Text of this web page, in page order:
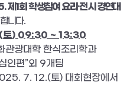
제 1회 학생참여 요리·전시 경연대
니다.
토) 09:30 ~ 13:30
관광대학 한식조리학과
인편”외 9개팀
7. 12.(토) 대회현장에서